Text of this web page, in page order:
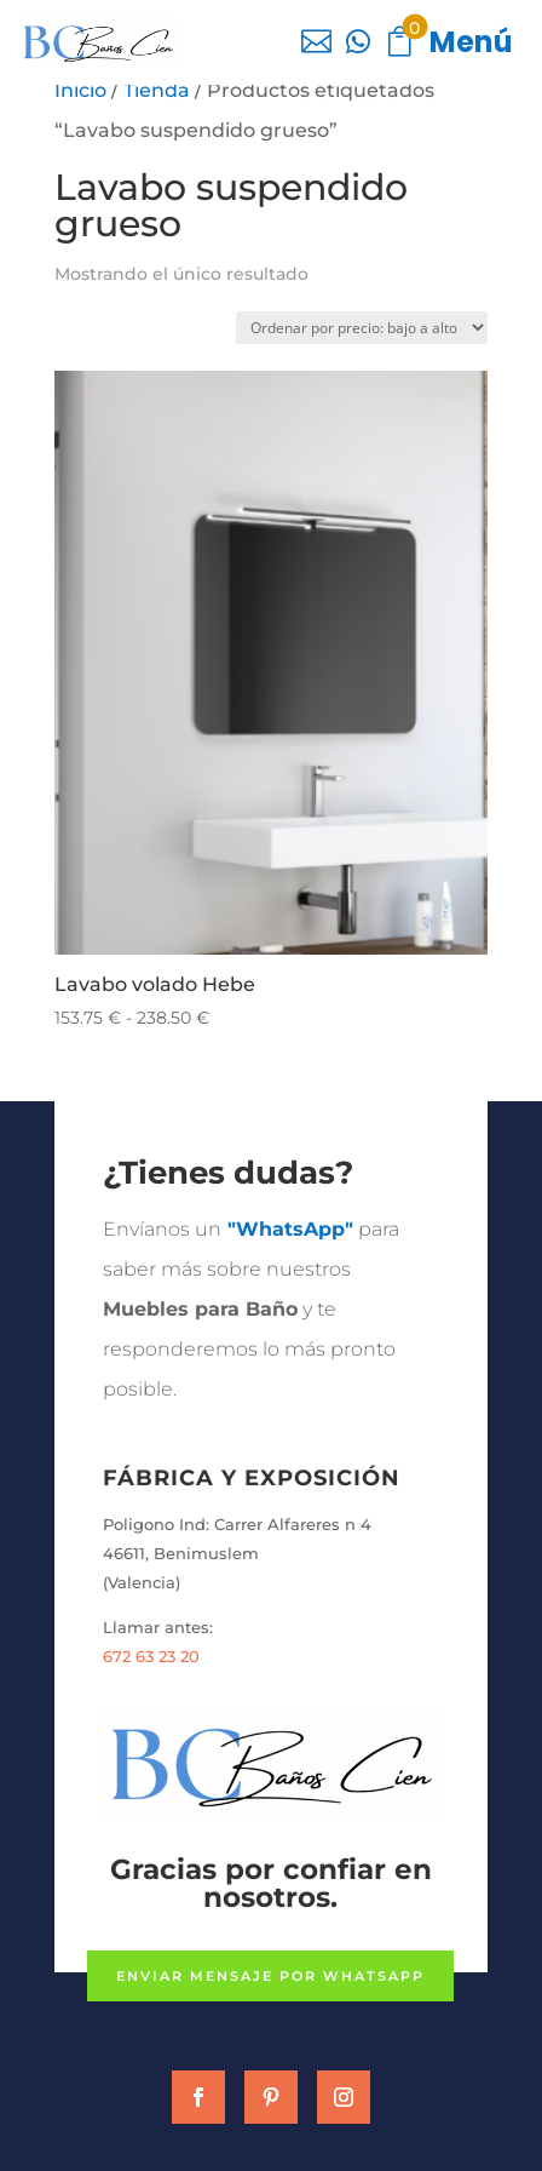
  0 Menú
Inicio/ Tienda / Productos etiquetados
“Lavabo suspendido grueso”
Lavabo suspendido
grueso
Mostrando el único resultado
Lavabo volado Hebe
153.75 € - 238.50 €Rango
hasta
238.50 €
¿Tienes dudas?
Envíanos un "WhatsApp"para
saber más sobre nuestros
Muebles para Bañoy te
responderemos lo más pronto
posible.
FÁBRICA Y EXPOSICIÓN
Poligono Ind: Carrer Alfareres n 4
46611, Benimuslem
(Valencia)
Llamar antes:
672 63 23 20
Gracias por confiar en
nosotros.
ENVIAR MENSAJE POR WHATSAPP